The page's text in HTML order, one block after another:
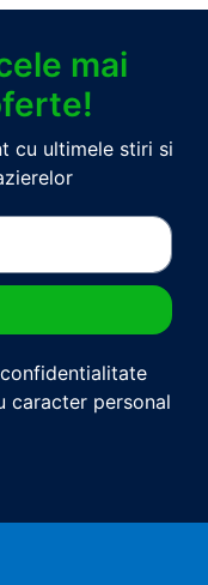
mai
cu ultimele stiri si
caracter personal